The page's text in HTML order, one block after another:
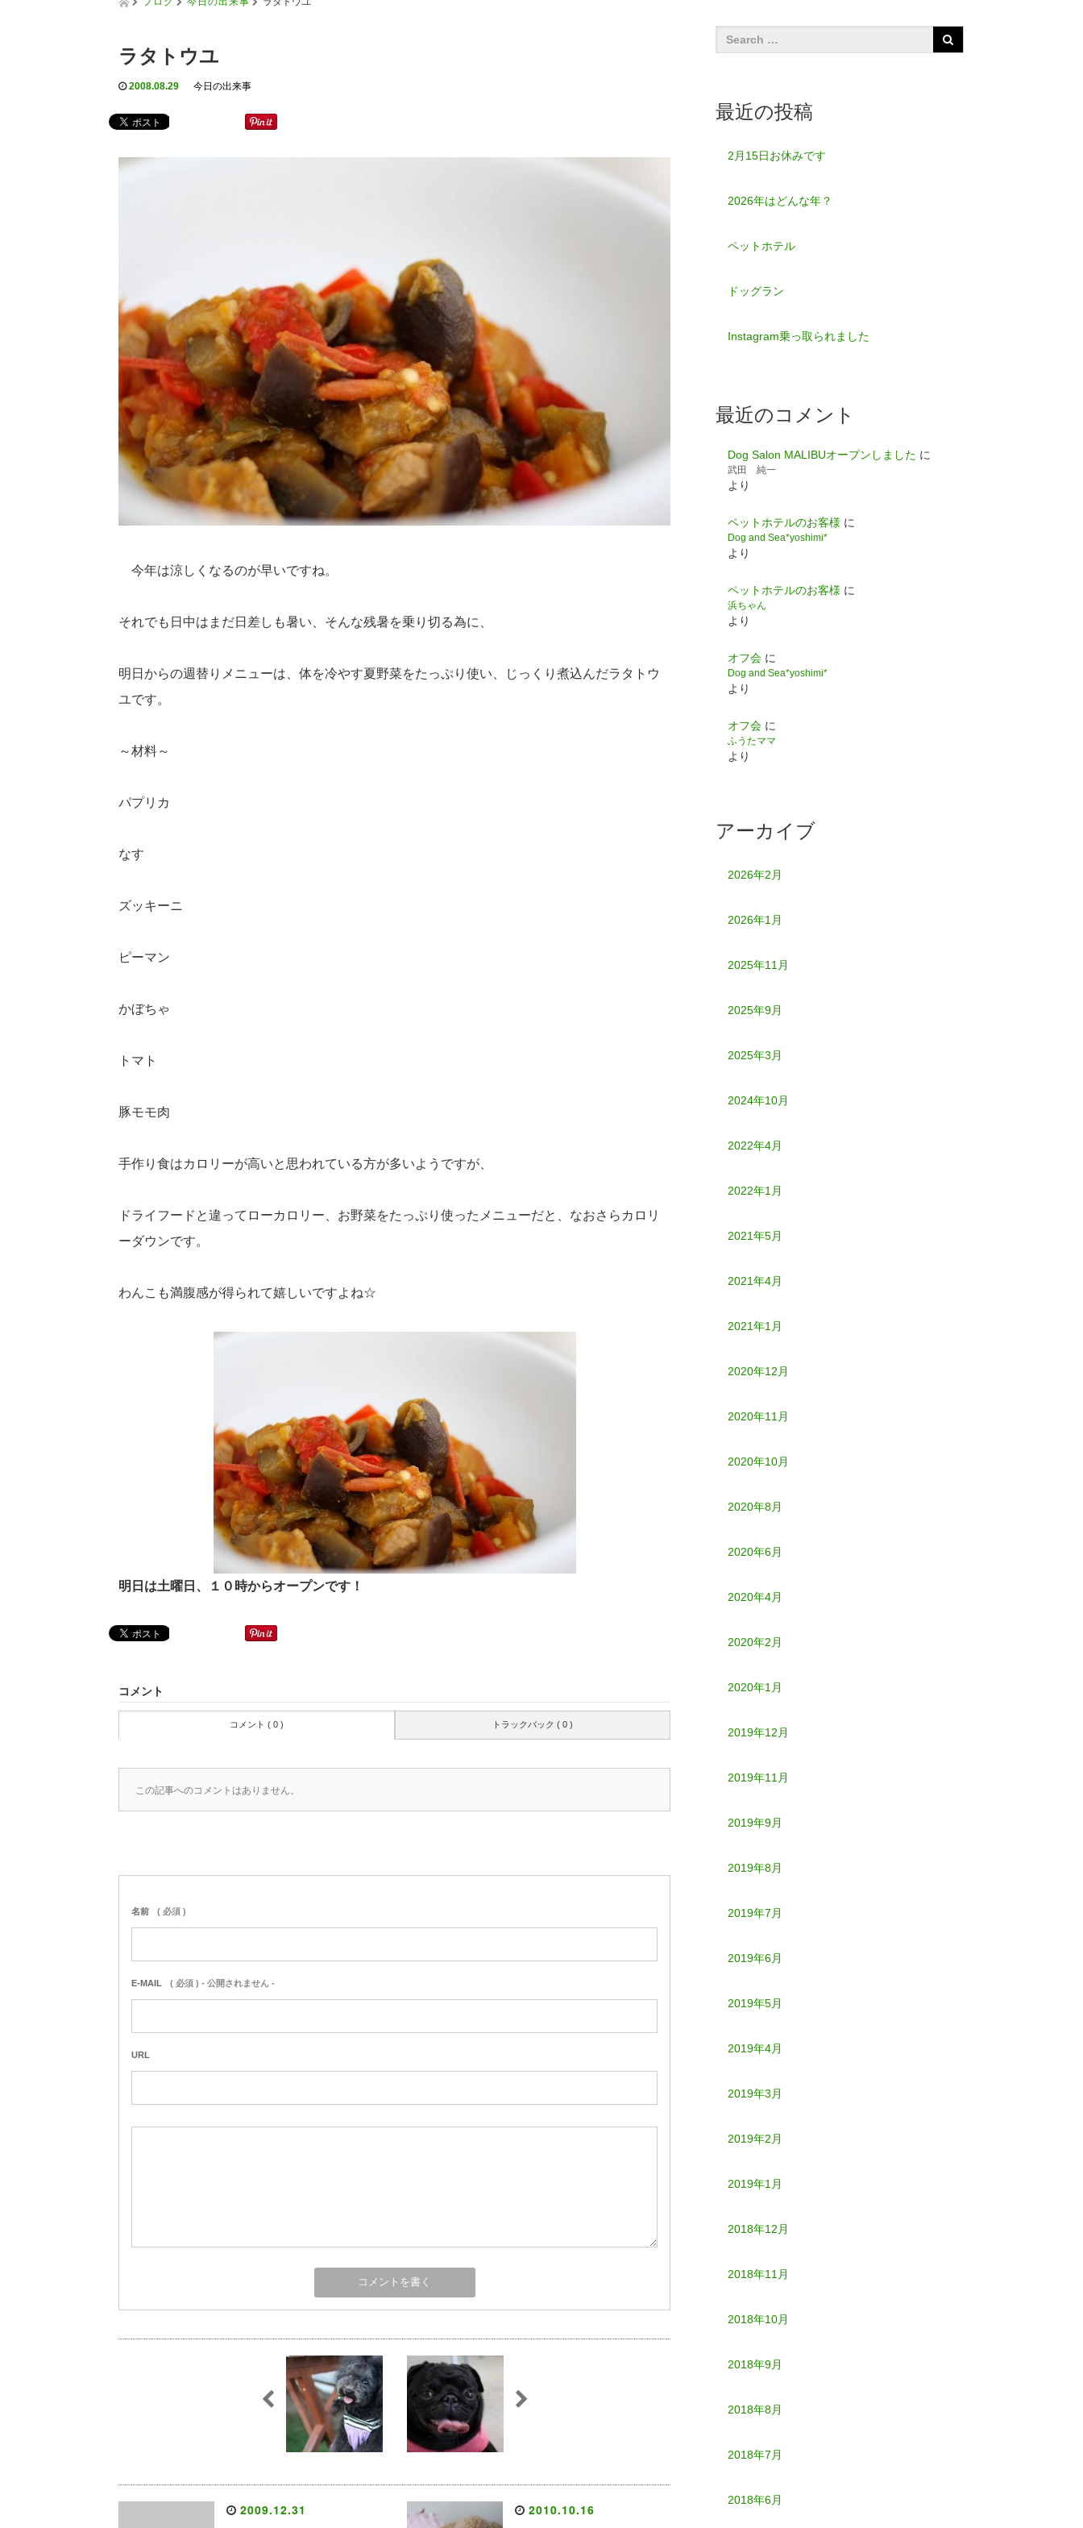
ラタトウユ
2008.08.29 今日の出来事
今年は涼しくなるのが早いですね。
それでも日中はまだ日差しも暑い、そんな残暑を乗り切る為に、
明日からの週替りメニューは、体を冷やす夏野菜をたっぷり使い、じっくり煮込んだラタトウ
ユです。
～材料～
パプリカ
なす
ズッキーニ
ピーマン
かぼちゃ
トマト
豚モモ肉
手作り食はカロリーが高いと思われている方が多いようですが、
ドライフードと違ってローカロリー、お野菜をたっぷり使ったメニューだと、なおさらカロリ
ーダウンです。
わんこも満腹感が得られて嬉しいですよね☆
明日は土曜日、１０時からオープンです！
コメント
コメント ( 0 ) トラックバック ( 0 )
この記事へのコメントはありません。
名前 ( 必須 )
E-MAIL ( 必須 ) - 公開されません -
URL
2009.12.31 2010.10.16
最近の投稿
2月15日お休みです
2026年はどんな年？
ペットホテル
ドッグラン
Instagram乗っ取られました
最近のコメント
Dog Salon MALIBUオープンしました に
武田 純一
より
ペットホテルのお客様 に
Dog and Sea*yoshimi*
より
ペットホテルのお客様 に
浜ちゃん
より
オフ会 に
Dog and Sea*yoshimi*
より
オフ会 に
ふうたママ
より
アーカイブ
2026年2月
2026年1月
2025年11月
2025年9月
2025年3月
2024年10月
2022年4月
2022年1月
2021年5月
2021年4月
2021年1月
2020年12月
2020年11月
2020年10月
2020年8月
2020年6月
2020年4月
2020年2月
2020年1月
2019年12月
2019年11月
2019年9月
2019年8月
2019年7月
2019年6月
2019年5月
2019年4月
2019年3月
2019年2月
2019年1月
2018年12月
2018年11月
2018年10月
2018年9月
2018年8月
2018年7月
2018年6月